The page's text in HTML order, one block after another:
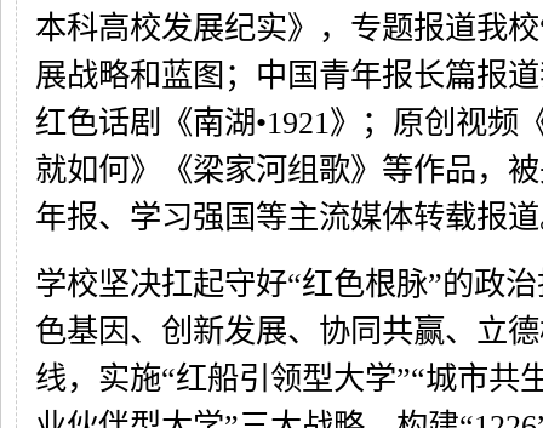
本科高校发展纪实》，专题报道我
展战略和蓝图；中国青年报长篇报
红色话剧《南湖•1921》；原创视频
就如何》《梁家河组歌》等作品，
年报、学习强国等主流媒体转载报
学校坚决扛起守好“红色根脉”的政
色基因、创新发展、协同共赢、立
线，实施“红船引领型大学”“城市共